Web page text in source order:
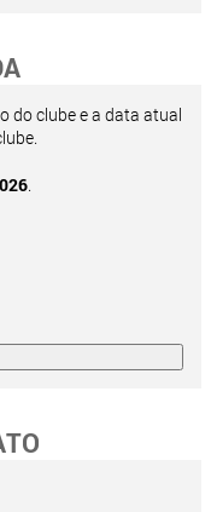
do clube e a data atual
.